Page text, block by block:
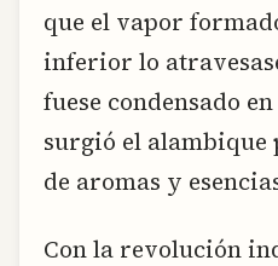
que el vapor
inferior lo
fuese condensado
surgió el alambique
de aromas y
Con la revolución